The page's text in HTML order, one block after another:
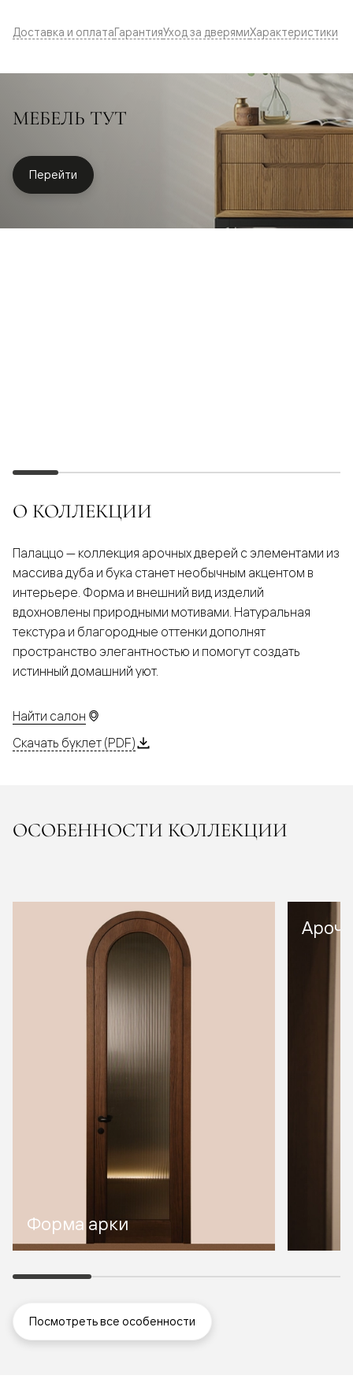
Доставка и оплатаГарантияУход за дверямиХарактеристики
МЕБЕЛЬ ТУТ
Перейти
О КОЛЛЕКЦИИ
Палаццо — коллекция арочных дверей с элементами из
массива дуба и бука станет необычным акцентом в
интерьере. Форма и внешний вид изделий
вдохновлены природными мотивами. Натуральная
текстура и благородные оттенки дополнят
пространство элегантностью и помогут создать
истинный домашний уют.
Найти салон
Скачать буклет (PDF)
ОСОБЕННОСТИ КОЛЛЕКЦИИ
Форма арки
Посмотреть все особенности